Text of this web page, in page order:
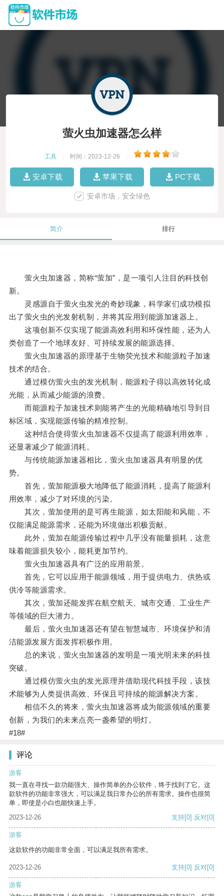
萤火虫加速器怎么样
工具 时间：2023-12-26
安卓下载 苹果下载 PC下载
安卓市场，安全绿色
简介 排行
萤火虫加速器，简称“萤加”，是一项引人注目的科技创
新。
灵感源自于萤火虫发光的奇妙现象，科学家们成功模拟
出了萤火虫的光发射机制，并将其应用到能源加速器上。
这项创新不仅实现了能源高效利用和环保性能，还为人
类创造了一个地球友好、可持续发展的能源选择。
萤火虫加速器的原理基于生物荧光技术和能源粒子加速
技术的结合。
通过模仿萤火虫的发光机制，能源粒子得以高效转化成
光能，从而减少能源的浪费。
而能源粒子加速技术则能将产生的光能精确地引导到目
标区域，实现能源传输的精准控制。
这种结合使得萤火虫加速器不仅提高了能源利用效率，
还显著减少了能源消耗。
与传统能源加速器相比，萤火虫加速器具有明显的优
势。
首先，萤加能源极大地降低了能源消耗，提高了能源利
用效率，减少了对环境的污染。
其次，萤加使用的是可再生能源，如太阳能和风能，不
仅能满足能源需求，还能为环境做出积极贡献。
此外，萤加在能源传输过程中几乎没有能量损耗，这意
味着能源损失较小，能耗更加节约。
萤火虫加速器具有广泛的应用前景。
首先，它可以应用于能源领域，用于提供电力、供热或
供冷等能源需求。
其次，萤加还能发挥在航空航天、城市交通、工业生产
等领域的巨大潜力。
最后，萤火虫加速器还有望在智慧城市、环境保护和清
洁能源发展方面发挥积极作用。
总的来说，萤火虫加速器的发明是一项光明未来的科技
突破。
通过模仿萤火虫的发光原理并借助现代科技手段，该技
术能够为人类提供高效、环保且可持续的能源解决方案。
相信不久的将来，萤火虫加速器将成为能源领域的重要
创新，为我们的未来点亮一盏希望的明灯。
#18#
评论
游客
我一直在寻找一款功能强大、操作简单的办公软件，终于找到了它。这
款软件的功能非常强大，可以满足我日常办公的所有需求。操作也很简
单，即使是小白也能快速上手。
2023-12-26
支持[0] 反对[0]
游客
这款软件的功能非常全面，可以满足我所有需求。
2023-12-26 支持[0] 反对[0]
游客